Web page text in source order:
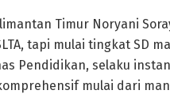
Timur Noryani
tapi mulai tingkat SD
Pendidikan, selaku
mulai dari